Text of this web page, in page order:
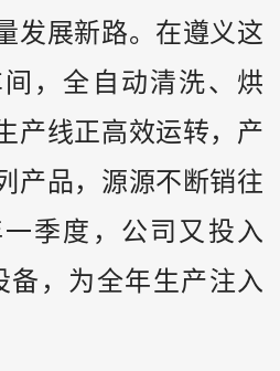
发展新路。在遵义这
，全自动清洗、烘
产线正高效运转，产
产品，源源不断销往
季度，公司又投入
备，为全年生产注入